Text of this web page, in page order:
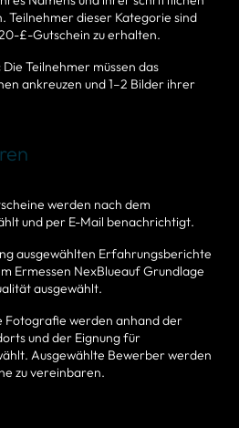
Teilnehmer dieser Kategorie sind
£-Gutschein zu erhalten.
Die Teilnehmer müssen das
ankreuzen und 1–2 Bilder ihrer
werden nach dem
und per E-Mail benachrichtigt.
ausgewählten Erfahrungsberichte
Ermessen NexBlueauf Grundlage
ausgewählt.
Fotografie werden anhand der
und der Eignung für
Ausgewählte Bewerber werden
zu vereinbaren.